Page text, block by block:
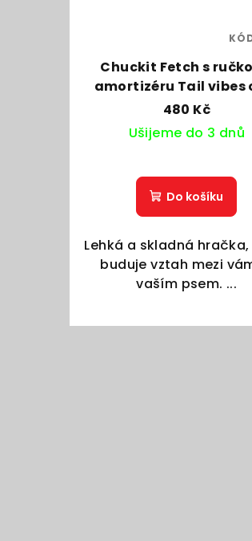
Chuckit Fetch s
amortizéru Tail vibes
480 Kč
Ušijeme do 3 dnů
Do košíku
Lehká a skladná
buduje vztah mezi
vaším psem. ...